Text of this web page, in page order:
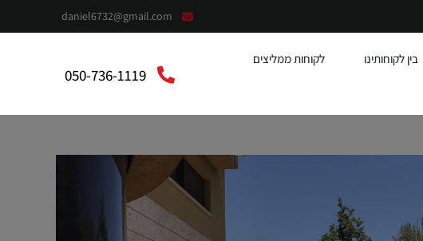
daniel6732@gmail.com
בין לקוחותינו לקוחות ממליצים
050-736-1119